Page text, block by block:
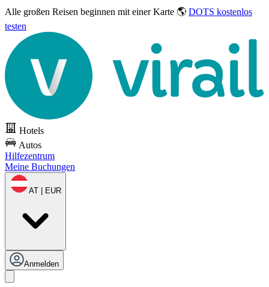
Alle großen Reisen beginnen mit einer Karte 🌎 DOTS kostenlos
testen
Hotels
Autos
Hilfezentrum
Meine Buchungen
AT | EUR
Anmelden